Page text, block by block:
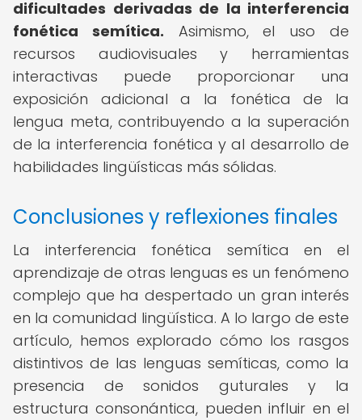
dificultades derivadas de la interferencia
fonética semítica. Asimismo, el uso de
recursos audiovisuales y herramientas
interactivas puede proporcionar una
exposición adicional a la fonética de la
lengua meta, contribuyendo a la superación
de la interferencia fonética y al desarrollo de
habilidades lingüísticas más sólidas.
Conclusiones y reflexiones finales
La interferencia fonética semítica en el
aprendizaje de otras lenguas es un fenómeno
complejo que ha despertado un gran interés
en la comunidad lingüística. A lo largo de este
artículo, hemos explorado cómo los rasgos
distintivos de las lenguas semíticas, como la
presencia de sonidos guturales y la
estructura consonántica, pueden influir en el